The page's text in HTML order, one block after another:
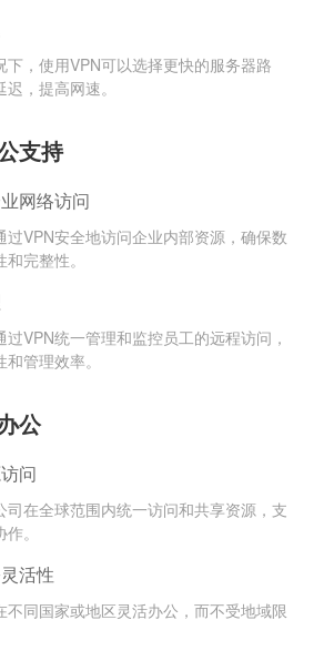
下，使用VPN可以选择更快的服务器路
，提高网速。
支持
网络访问
过VPN安全地访问企业内部资源，确保数
完整性。
过VPN统一管理和监控员工的远程访问，
管理效率。
公
问
司在全球范围内统一访问和共享资源，支
。
活性
不同国家或地区灵活办公，而不受地域限